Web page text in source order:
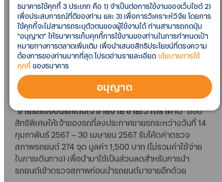
สำหรับผู้ที่ต้องการขายรถบ้านเอง สามารถลงขายรถที่
เว็บไซต์ Roddonjai ได้ง่าย ๆ ด้วยตัวเอง โดยลงทะเบียน
เป็นผู้ขายประเภทบุคคลทั่วไป ระบุข้อมูลรถยนต์ และทำการ
นัดหมายการตรวจสภาพรถยนต์กับ Roddonjai มีแคมเปญ
“ขายรถเองบนรถโดนใจ ขายง่าย ขายไว ได้ราคาดี”มอบ
สิทธิพิเศษให้เจ้าของรถที่ลงประกาศขายรถระหว่างวันที่ 14
กุมภาพันธ์ 2567 – 30 เมษายน 2567 รับโค้ดค่าตรวจ
สภาพรถยนต์ 274 จุด มูลค่า 1,500 บาท (ไม่รวมค่าใช้จ่าย
ในการเดินทาง) เพื่อนำมาใช้เป็นส่วนลดสำหรับการนำ
รถยนต์เข้าตรวจสภาพก่อนนำรถยนต์มาขายอีกด้วย
ธนาคารใช้คุกกี้ 3 ประเภท คือ 1) จำเป็นต่อการใช้งานของเว็บไซต์ 2)
เพื่อประสบการณ์ที่ดีของท่าน และ 3) เพื่อการวิเคราะห์วิจัย โดยการ
ใช้คุกกี้จะไม่สามารถระบุตัวตนของผู้ใช้งานได้ ท่านสามารถกดปุ่ม
“อนุญาต” ให้ธนาคารเก็บคุกกี้การใช้งานของท่านในการกำหนดเป้า
หมายทางการตลาดเพิ่มเติม เพื่อนำเสนอสิทธิประโยชน์ที่ตรงความ
ต้องการของท่านมากที่สุด โปรดอ่านรายละเอียด นโยบายการใช้
คุกกี้ของธนาคาร
อนุญาต